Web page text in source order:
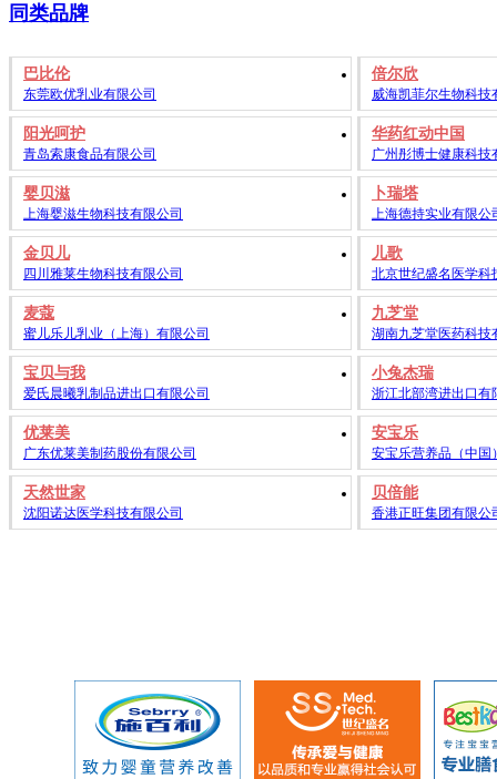
同类品牌
巴比伦
东莞欧优乳业有限公司
倍尔欣
威海凯菲尔生物科技
阳光呵护
青岛索康食品有限公司
华药红动中国
广州彤博士健康科技
婴贝滋
上海婴滋生物科技有限公司
卜瑞塔
上海德持实业有限公
金贝儿
四川雅莱生物科技有限公司
儿歌
北京世纪盛名医学科
麦蔻
蜜儿乐儿乳业（上海）有限公司
九芝堂
湖南九芝堂医药科技
宝贝与我
爱氏晨曦乳制品进出口有限公司
小兔杰瑞
浙江北部湾进出口有
优莱美
广东优莱美制药股份有限公司
安宝乐
安宝乐营养品（中国
天然世家
沈阳诺达医学科技有限公司
贝倍能
香港正旺集团有限公